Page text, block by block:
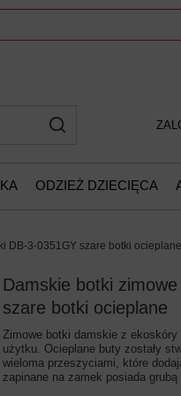
ODZIEŻ DZIECIĘCA
DB-3-0351GY szare botki ocieplane
Damskie botki
szare botki ocieplane
Zimowe botki damskie z
użytku. Ocieplane buty zostały
wieloma przeszyciami, które
zapinane na zamek posiada grubą